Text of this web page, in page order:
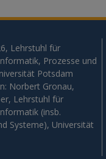
Lehrstuhl für
Prozesse und
Potsdam
Norbert Gronau,
Lehrstuhl für
(insb.
Systeme), Universität